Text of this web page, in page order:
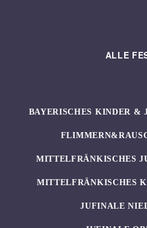
ALLE
BAYERISCHES KINDER &
MITTELFRÄNKISCHES
MITTELFRÄNKISCHES
JUFINALE